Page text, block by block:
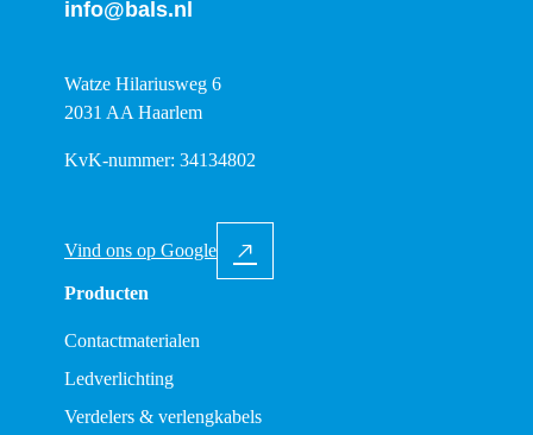
info@bals.nl
Watze Hilariusweg 6
2031 AA Haarlem
KvK-nummer: 34134802
Vind ons op Google
Producten
Contactmaterialen
Ledverlichting
Verdelers & verlengkabels